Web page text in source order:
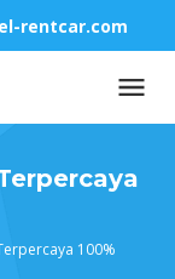
rentcar.com
100%